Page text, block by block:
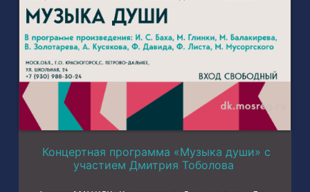
Концертная программа «Музыка души» с
участием Дмитрия Тоболова